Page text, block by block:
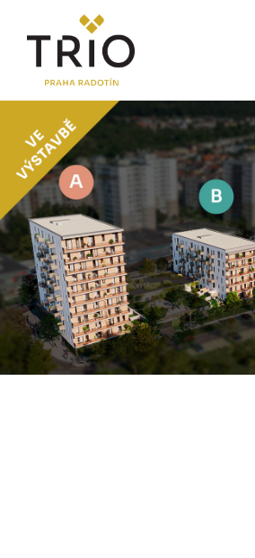
O PROJEKTU
Proč TRIO Radotín
FAQ sekce
Novinky
Postup koupě a financování
LOKALITA
CENÍK
Byty